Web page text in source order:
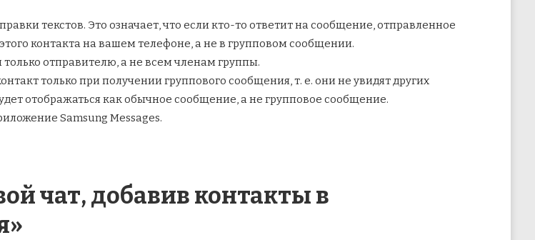
текстов. Это означает, что если кто-то ответит на сообщение, отправленное
контакта на вашем телефоне, а не в групповом сообщении.
отправителю, а не всем членам группы.
только при получении группового сообщения, т. е. они не увидят других
отображаться как обычное сообщение, а не групповое сообщение.
Samsung Messages.
чат, добавив контакты в